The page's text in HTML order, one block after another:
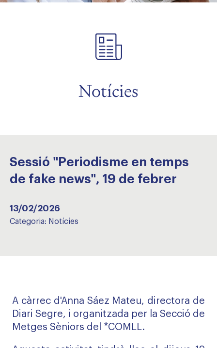
Notícies
Sessió "Periodisme en temps
de fake news", 19 de febrer
13/02/2026
Categoria: Notícies
A càrrec d'Anna Sáez Mateu, directora de
Diari Segre, i organitzada per la Secció de
Metges Sèniors del *COMLL.